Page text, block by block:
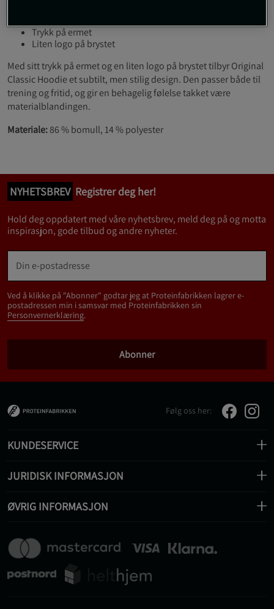
Trykk på ermet
Liten logo på brystet
Med sitt trykk på ermet og en liten logo på brystet tilbyr Original
Classic Hoodie et subtilt, men stilig design. Den passer både til
trening og fritid, og gir en behagelig følelse takket være
materialblandingen.
Materiale:86 % bomull, 14 % polyester
NYHETSBREV Registrer deg her!
Hold deg oppdatert med våre nyhetsbrev, meld deg på og motta
inspirasjon, gode tilbud og andre nyheter.
Ved å klikke på "Abonner" godtar jeg at Proteinfabrikken lagrer e-
postadressen min i samsvar med Proteinfabrikken sin
Personvernerklæring.
Abonner
Følg oss her:
KUNDESERVICE
JURIDISK INFORMASJON
ØVRIG INFORMASJON